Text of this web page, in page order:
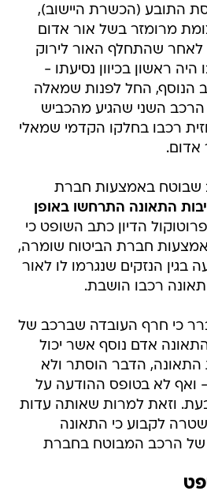
התובע (הכשרת היישוב),
מרומזר בשל אור אדום
לאחר שהתחלף האור לירוק
ראשון בכיוון נסיעתו -
הנוסף, החל לפנות שמאלה
השני שהגיע מהכביש
רכבו בחלקו הקדמי שמאלי
אדום.
שבוטח באמצעות חברת
התאונה התרחשו באופן
הדיון כתב השופט כי
חברת הביטוח שומרה,
בגין הנזקים שנגרמו לו לאור
רכבו הושבת.
כי חרף העובדה שברכב של
אדם נוסף אשר יכול
התאונה, הדבר הוסתר ולא
- ואף לא בטופס ההודעה על
וזאת למרות שאותה עדות
לקבוע כי התאונה
של הרכב המבוטח בחברת